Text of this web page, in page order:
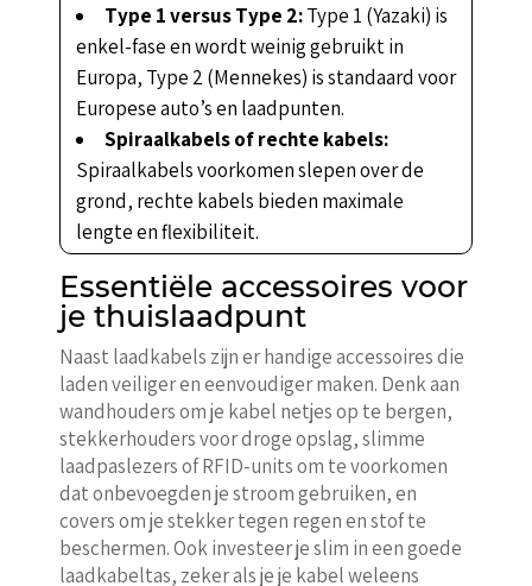
Type 1 versus Type 2:Type 1 (Yazaki) is
enkel-fase en wordt weinig gebruikt in
Europa, Type 2 (Mennekes) is standaard voor
Europese auto’s en laadpunten.
Spiraalkabels of rechte kabels:
Spiraalkabels voorkomen slepen over de
grond, rechte kabels bieden maximale
lengte en flexibiliteit.
Essentiële accessoires voor
je thuislaadpunt
Naast laadkabels zijn er handige accessoires die
laden veiliger en eenvoudiger maken. Denk aan
wandhouders om je kabel netjes op te bergen,
stekkerhouders voor droge opslag, slimme
laadpaslezers of RFID-units om te voorkomen
dat onbevoegden je stroom gebruiken, en
covers om je stekker tegen regen en stof te
beschermen. Ook investeer je slim in een goede
laadkabeltas, zeker als je je kabel weleens